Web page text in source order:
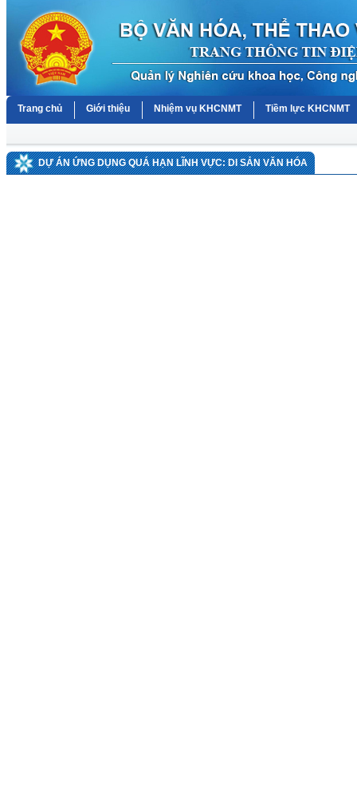
Trang chủ Giới thiệu Nhiệm vụ KHCNMT Tiềm lực KHCNMT
DỰ ÁN ỨNG DỤNG QUÁ HẠN LĨNH VỰC: DI SẢN VĂN HÓA